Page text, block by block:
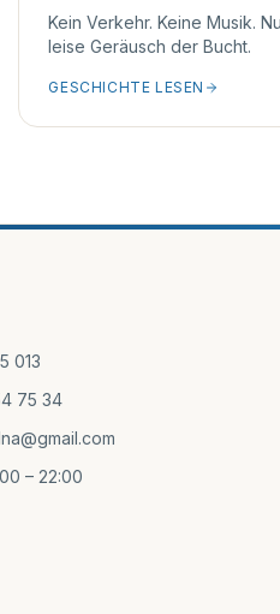
Kein Verkehr. Keine Musik.
leise Geräusch der Bucht.
GESCHICHTE LESEN
013
75 34
– 22:00